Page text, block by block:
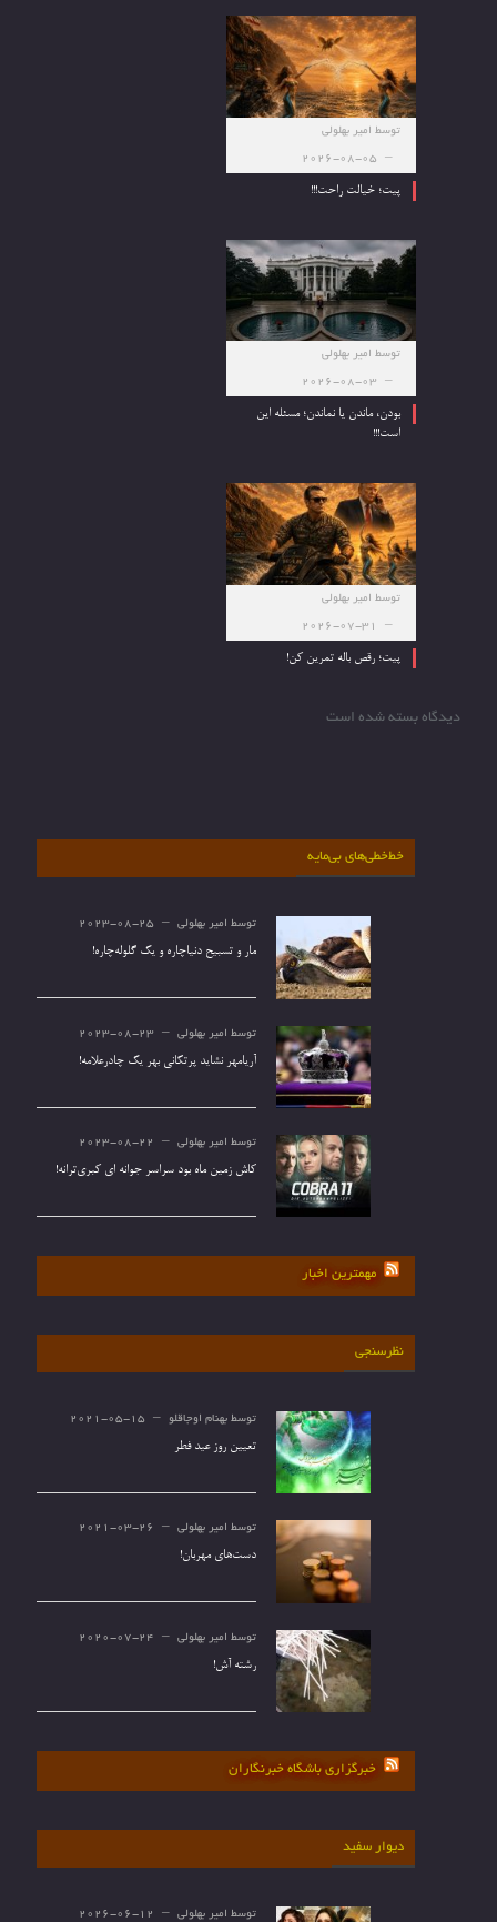
توسط امیر بهلولی
2026-08-05
پیت؛ خیالت راحت!!!
توسط امیر بهلولی
2026-08-03
بودن، ماندن یا نماندن؛ مسئله این
است!!!
توسط امیر بهلولی
2026-07-31
پیت؛ رقص باله تمرین کن!
دیدگاه بسته شده است
خط‌خطی‌های بی‌مایه
توسط امیر بهلولی 2023-08-25
مار و تسبیح دنیاچاره و یک گلوله‌چاره!
توسط امیر بهلولی 2023-08-23
آریامهر نشاید پرتکانی بهر یک چادرعلامه!
توسط امیر بهلولی 2023-08-22
کاش زمین ماه بود سراسر جوانه ای کبری‌ترانه!
مهمترین اخبار
نظرسنجی
توسط بهنام اوجاقلو 2021-05-15
تعیین روز عید فطر
توسط امیر بهلولی 2021-03-26
دست‌های مهربان!
توسط امیر بهلولی 2020-07-24
رشته آش!
خبرگزاری باشگاه خبرنگاران
دیوار سفید
توسط امیر بهلولی 2026-06-12